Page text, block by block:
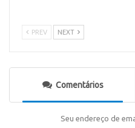
PREV NEXT
Comentários
Seu endereço de